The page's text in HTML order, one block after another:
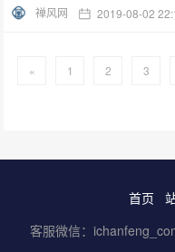
禅风网 2019-08-02
« 1 2 3
首页
客服微信：